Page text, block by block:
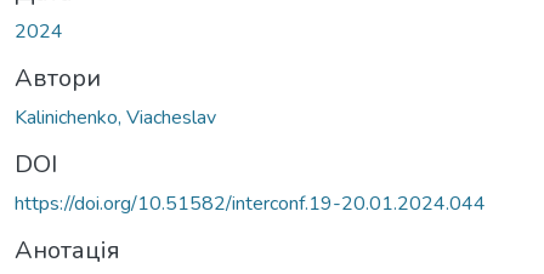
2024
Автори
Kalinichenko, Viacheslav
DOI
https://doi.org/10.51582/interconf.19-20.01.2024.044
Анотація